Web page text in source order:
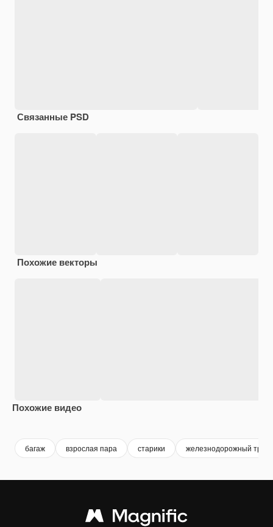
Связанные PSD
Похожие векторы
Похожие видео
багаж взрослая пара старики железнодорожный